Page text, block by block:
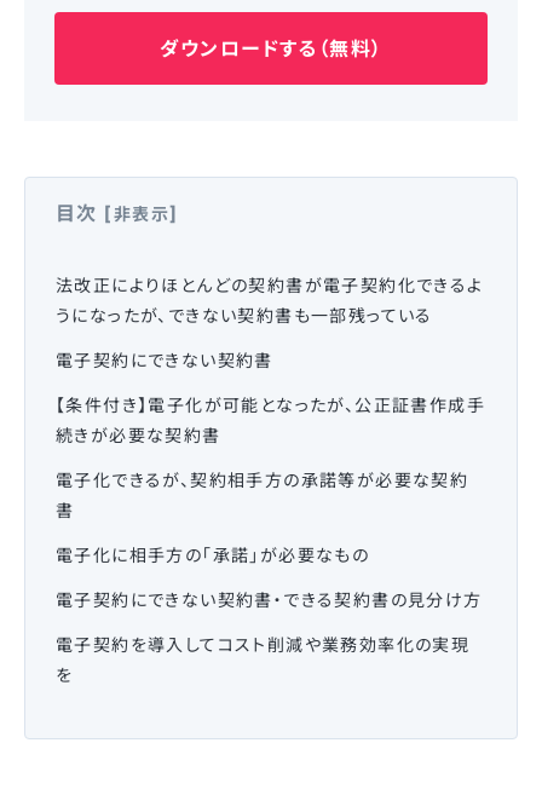
ダウンロードする（無料）
目次 [非表示]
法改正によりほとんどの契約書が電子契約化できるよ
うになったが、できない契約書も一部残っている
電子契約にできない契約書
【条件付き】電子化が可能となったが、公正証書作成手
続きが必要な契約書
電子化できるが、契約相手方の承諾等が必要な契約
書
電子化に相手方の「承諾」が必要なもの
電子契約にできない契約書・できる契約書の見分け方
電子契約を導入してコスト削減や業務効率化の実現
を